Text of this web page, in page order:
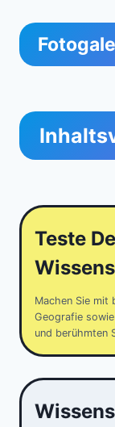
Teste
Machen Sie mit
Geografie
und berühmten